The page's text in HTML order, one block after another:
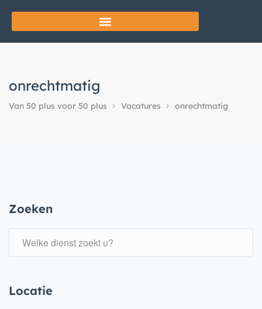
onrechtmatig
Van 50 plus voor 50 plus Vacatures onrechtmatig
Zoeken
Locatie